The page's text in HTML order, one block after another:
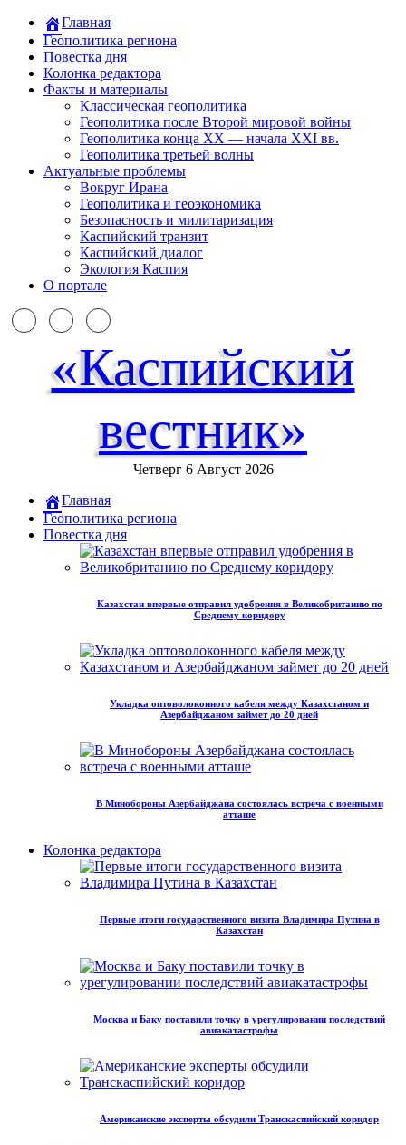
Главная
Геополитика региона
Повестка дня
Колонка редактора
Факты и материалы
Классическая геополитика
Геополитика после Второй мировой войны
Геополитика конца XX — начала XXI вв.
Геополитика третьей волны
Актуальные проблемы
Вокруг Ирана
Геополитика и геоэкономика
Безопасность и милитаризация
Каспийский транзит
Каспийский диалог
Экология Каспия
О портале
«Каспийский
вестник»
Четверг 6 Август 2026
Главная
Геополитика региона
Повестка дня
Казахстан впервые отправил удобрения в Великобританию по
Среднему коридору
Укладка оптоволоконного кабеля между Казахстаном и
Азербайджаном займет до 20 дней
В Минобороны Азербайджана состоялась встреча с военными
атташе
Колонка редактора
Первые итоги государственного визита Владимира Путина в
Казахстан
Москва и Баку поставили точку в урегулировании последствий
авиакатастрофы
Американские эксперты обсудили Транскаспийский коридор